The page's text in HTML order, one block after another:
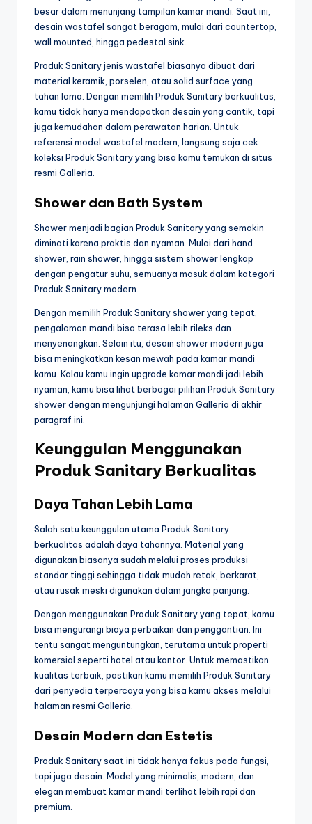
besar dalam menunjang tampilan kamar mandi. Saat ini,
desain wastafel sangat beragam, mulai dari countertop,
wall mounted, hingga pedestal sink.
Produk Sanitary jenis wastafel biasanya dibuat dari
material keramik, porselen, atau solid surface yang
tahan lama. Dengan memilih Produk Sanitary berkualitas,
kamu tidak hanya mendapatkan desain yang cantik, tapi
juga kemudahan dalam perawatan harian. Untuk
referensi model wastafel modern, langsung saja cek
koleksi Produk Sanitary yang bisa kamu temukan di situs
resmi Galleria.
Shower dan Bath System
Shower menjadi bagian Produk Sanitary yang semakin
diminati karena praktis dan nyaman. Mulai dari hand
shower, rain shower, hingga sistem shower lengkap
dengan pengatur suhu, semuanya masuk dalam kategori
Produk Sanitary modern.
Dengan memilih Produk Sanitary shower yang tepat,
pengalaman mandi bisa terasa lebih rileks dan
menyenangkan. Selain itu, desain shower modern juga
bisa meningkatkan kesan mewah pada kamar mandi
kamu. Kalau kamu ingin upgrade kamar mandi jadi lebih
nyaman, kamu bisa lihat berbagai pilihan Produk Sanitary
shower dengan mengunjungi halaman Galleria di akhir
paragraf ini.
Keunggulan Menggunakan
Produk Sanitary Berkualitas
Daya Tahan Lebih Lama
Salah satu keunggulan utama Produk Sanitary
berkualitas adalah daya tahannya. Material yang
digunakan biasanya sudah melalui proses produksi
standar tinggi sehingga tidak mudah retak, berkarat,
atau rusak meski digunakan dalam jangka panjang.
Dengan menggunakan Produk Sanitary yang tepat, kamu
bisa mengurangi biaya perbaikan dan penggantian. Ini
tentu sangat menguntungkan, terutama untuk properti
komersial seperti hotel atau kantor. Untuk memastikan
kualitas terbaik, pastikan kamu memilih Produk Sanitary
dari penyedia terpercaya yang bisa kamu akses melalui
halaman resmi Galleria.
Desain Modern dan Estetis
Produk Sanitary saat ini tidak hanya fokus pada fungsi,
tapi juga desain. Model yang minimalis, modern, dan
elegan membuat kamar mandi terlihat lebih rapi dan
premium.